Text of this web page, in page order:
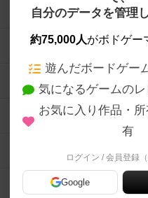
自分のデータを管理
約75,000人がボドゲー
遊んだボードゲー
気になるゲームの
お気に入り作品・
有
ログイン / 会員登録（
Google
ボードゲームを検索する
ボードゲームの新着レ
ボードゲーム会情報
メカニクス特集
掲示板・トピックス
ボドとも・会員一覧